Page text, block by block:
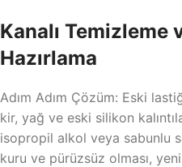
Kanalı Temizleme
Hazırlama
Adım Adım Çözüm: Eski
kir, yağ ve eski silikon
isopropil alkol veya sabunlu
kuru ve pürüzsüz olması,